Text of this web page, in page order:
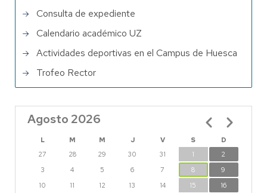
Consulta de expediente
Calendario académico UZ
Actividades deportivas en el Campus de Huesca
Trofeo Rector
Agosto 2026
L M M J V S
D
27
28 29 30 31 1
2
3
4 5 6 7 8
9
10
11 12 13 14 15
16
Paginación